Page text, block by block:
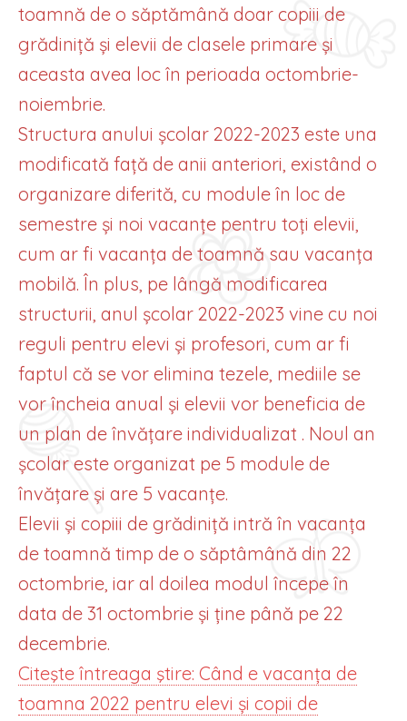
toamnă de o săptămână doar copiii de
grădiniță și elevii de clasele primare și
aceasta avea loc în perioada octombrie-
noiembrie.
Structura anului școlar 2022-2023 este una
modificată față de anii anteriori, existând o
organizare diferită, cu module în loc de
semestre și noi vacanțe pentru toți elevii,
cum ar fi vacanța de toamnă sau vacanța
mobilă. În plus, pe lângă modificarea
structurii, anul școlar 2022-2023 vine cu noi
reguli pentru elevi și profesori, cum ar fi
faptul că se vor elimina tezele, mediile se
vor încheia anual și elevii vor beneficia de
un plan de învățare individualizat . Noul an
școlar este organizat pe 5 module de
învățare și are 5 vacanțe.
Elevii și copiii de grădiniță intră în vacanța
de toamnă timp de o săptâmână din 22
octombrie, iar al doilea modul începe în
data de 31 octombrie și ține până pe 22
decembrie.
Citeşte întreaga ştire: Când e vacanța de
toamna 2022 pentru elevi și copii de